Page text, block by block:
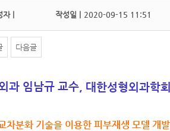
| 작성일 | 2020-09-15 11:51
다음글
과 임남규 교수, 대한성형외과학
차분화 기술을 이용한 피부재생 모델 개